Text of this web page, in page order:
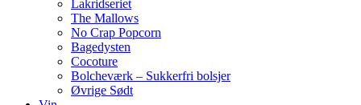
Lakridseriet
The Mallows
No Crap Popcorn
Bagedysten
Cocoture
Bolcheværk – Sukkerfri bolsjer
Øvrige Sødt